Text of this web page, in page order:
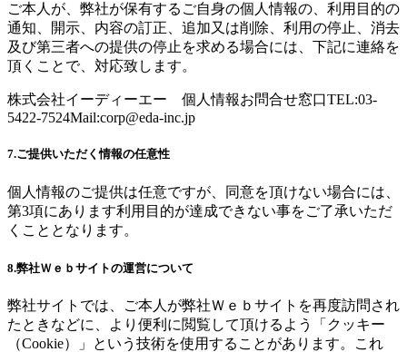
ご本人が、弊社が保有するご自身の個人情報の、利用目的の
通知、開示、内容の訂正、追加又は削除、利用の停止、消去
及び第三者への提供の停止を求める場合には、下記に連絡を
頂くことで、対応致します。
株式会社イーディーエー 個人情報お問合せ窓口TEL:03-
5422-7524Mail:corp@eda-inc.jp
7.ご提供いただく情報の任意性
個人情報のご提供は任意ですが、同意を頂けない場合には、
第3項にあります利用目的が達成できない事をご了承いただ
くこととなります。
8.弊社Ｗｅｂサイトの運営について
弊社サイトでは、ご本人が弊社Ｗｅｂサイトを再度訪問され
たときなどに、より便利に閲覧して頂けるよう「クッキー
（Cookie）」という技術を使用することがあります。これ